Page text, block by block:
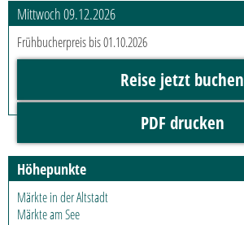
Mittwoch 09.12.2026
Frühbucherpreis bis 01.10.2026
Reise jetzt buchen
PDF drucken
Höhepunkte
Märkte in der Altstadt
Märkte am See